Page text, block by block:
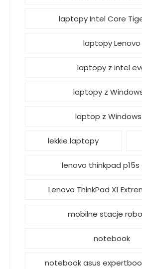
laptopy Intel Core
laptopy Lenovo
laptopy z intel
laptopy z Windows
laptop z Windows
lekkie laptopy
lenovo thinkpad p15s
Lenovo ThinkPad X1
mobilne stacje
notebook
notebook asus